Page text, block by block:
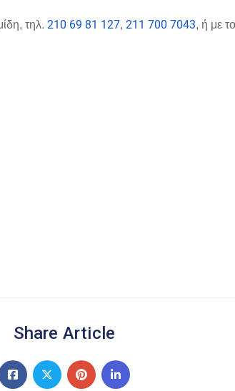
τηλ. 210 69 81 127, 211 700 7043, ή με
Share Article